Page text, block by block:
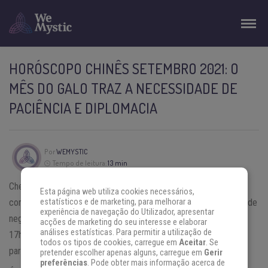
HORÓSCOPO CHINÊS SETEMBRO 2021: O
MÊS DO GALO TRAZ A NECESSIDADE DE
PACIÊNCIA E DIPLOMACIA
PorWEMYSTIC
Tempo de leitura:13 min
Chegou o Mês do Galo noHoróscopo Chinês
corresponde ao elemento fixo Metal, de energia Yin, ou polaridade
negativa. Jī, ou “o Galo” é considerado o signo que governa das
17h às 19h todos os dias; tornando esse período mais favorável
para o sucesso de empreitadas e diálogos.
Esta página web utiliza cookies necessários,
estatísticos e de marketing, para melhorar a
experiência de navegação do Utilizador, apresentar
acções de marketing do seu interesse e elaborar
análises estatísticas. Para permitir a utilização de
todos os tipos de cookies, carregue em Aceitar. Se
pretender escolher apenas alguns, carregue em Gerir
preferências. Pode obter mais informação acerca de